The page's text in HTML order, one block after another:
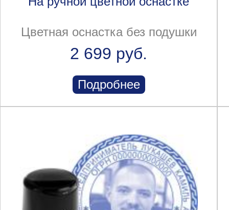
Цветная оснастка без подушки
2 699 руб.
Подробнее